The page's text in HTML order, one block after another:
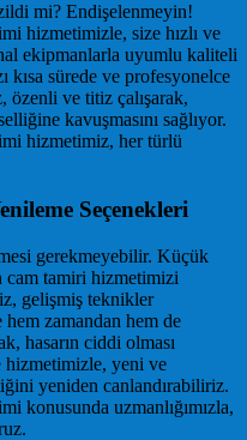
mi? Endişelenmeyin!
hizmetimizle, size hızlı ve
ekipmanlarla uyumlu kaliteli
kısa sürede ve profesyonelce
ve titiz çalışarak,
kavuşmasını sağlıyor.
hizmetimiz, her türlü
Seçenekleri
gerekmeyebilir. Küçük
cam tamiri hizmetimizi
gelişmiş teknikler
hem zamandan hem de
hasarın ciddi olması
hizmetimizle, yeni ve
yeniden canlandırabiliriz.
konusunda uzmanlığımızla,